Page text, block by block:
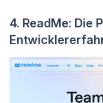
4. ReadMe: Die